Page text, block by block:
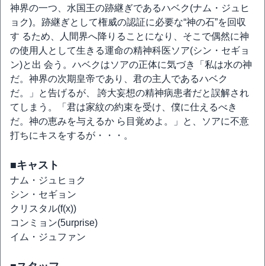
神界の一つ、水国王の跡継ぎであるハベク(ナム・ジュヒ
ョク)。跡継ぎとして権威の認証に必要な“神の石”を回収
す るため、人間界へ降りることになり、そこで偶然に神
の使用人として生きる運命の精神科医ソア(シン・セギョ
ン)と出 会う。ハベクはソアの正体に気づき「私は水の神
だ。神界の次期皇帝であり、君の主人であるハベク
だ。」と告げるが、 誇大妄想の精神病患者だと誤解され
てしまう。「君は家紋の約束を受け、僕に仕えるべき
だ。神の恵みを与えるか ら目覚めよ。」と、ソアに不意
打ちにキスをするが・・・。
■キャスト
ナム・ジュヒョク
シン・セギョン
クリスタル(f(x))
コンミョン(5urprise)
イム・ジュファン